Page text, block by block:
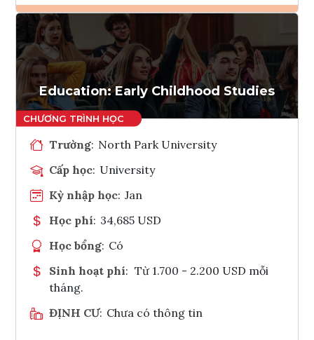
Ghi danh
Tham vấn Interlink
Education: Early Childhood Studies
Trường: North Park University
Cấp học: University
Kỳ nhập học: Jan
Học phí: 34,685 USD
Học bổng: Có
Sinh hoạt phí: Từ 1.700 - 2.200 USD mỗi
tháng.
ĐỊNH CƯ: Chưa có thông tin